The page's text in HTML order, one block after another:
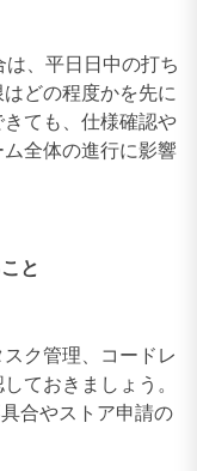
、平日日中の打ち
どの程度かを先に
ても、仕様確認や
全体の進行に影響
と
ク管理、コードレ
ておきましょう。
合やストア申請の